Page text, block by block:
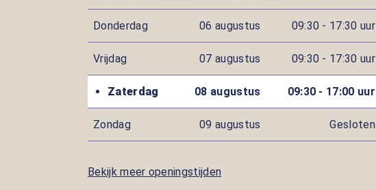
Donderdag 06 augustus 09:30 - 17:30 uur
Vrijdag 07 augustus 09:30 - 17:30 uur
Zaterdag 08 augustus 09:30 - 17:00 uur
Zondag 09 augustus Gesloten
Bekijk meer openingstijden